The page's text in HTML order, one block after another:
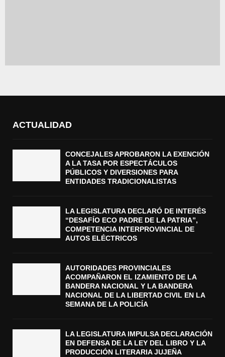
ACTUALIDAD
CONCEJALES APROBARON LA EXENCIÓN
A LA TASA POR ESPECTÁCULOS
PÚBLICOS Y DIVERSIONES PARA
ENTIDADES TRADICIONALISTAS
LA LEGISLATURA DECLARÓ DE INTERÉS
“DESAFÍO ECO PADRE DE LA PATRIA”,
COMPETENCIA INTERPROVINCIAL DE
AUTOS ELÉCTRICOS
AUTORIDADES PROVINCIALES
ACOMPAÑARON EL IZAMIENTO DE LA
BANDERA NACIONAL Y LA BANDERA
NACIONAL DE LA LIBERTAD CIVIL EN LA
SEMANA DE LA POLICÍA
LA LEGISLATURA IMPULSA DECLARACIÓN
EN DEFENSA DE LA LEY DEL LIBRO Y LA
PRODUCCIÓN LITERARIA JUJEÑA